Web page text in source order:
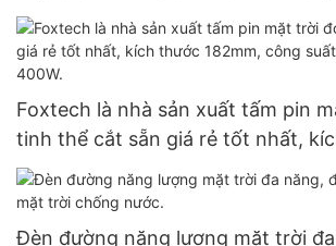
độc lập, lai ghép, dùng cho gia
Lithium.
Foxtech là nhà sản xuất tấm pin
tinh thể cắt sẵn giá rẻ tốt nhất,
182mm, công suất 300W, 360W,
Đèn đường năng lượng mặt trời